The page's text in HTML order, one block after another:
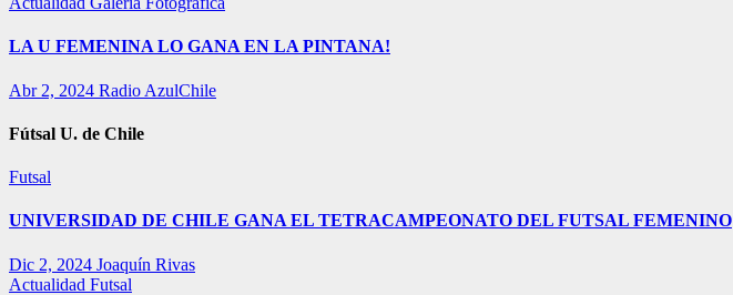
LA U FEMENINA LO GANA EN LA PINTANA!
Abr 2, 2024 Radio AzulChile
Fútsal U. de Chile
Futsal
UNIVERSIDAD DE CHILE GANA EL TETRACAMPEONATO DEL FUTSAL FEMENINO
Dic 2, 2024 Joaquín Rivas
Actualidad Futsal